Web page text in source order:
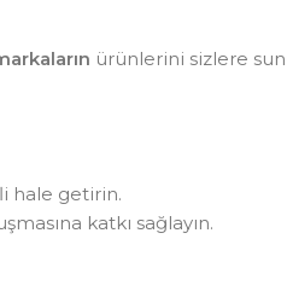
ürünlerini sizlere
hale getirin.
katkı sağlayın.